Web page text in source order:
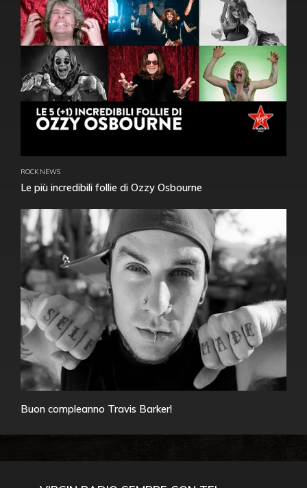
ROCK NEWS
Le più incredibili follie di Ozzy Osbourne
Buon compleanno Travis Barker!